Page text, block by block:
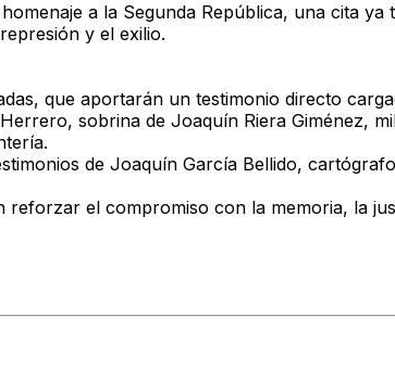
a la Segunda República, una cita
y el exilio.
que aportarán un testimonio directo
sobrina de Joaquín Riera Giménez,
de Joaquín García Bellido,
el compromiso con la memoria, la